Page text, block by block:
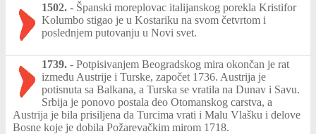
1502. - Španski moreplovac italijanskog porekla Kristifor
Kolumbo stigao je u Kostariku na svom četvrtom i
poslednjem putovanju u Novi svet.
1739. - Potpisivanjem Beogradskog mira okončan je rat
između Austrije i Turske, započet 1736. Austrija je
potisnuta sa Balkana, a Turska se vratila na Dunav i Savu.
Srbija je ponovo postala deo Otomanskog carstva, a
Austrija je bila prisiljena da Turcima vrati i Malu Vlašku i delove
Bosne koje je dobila Požarevačkim mirom 1718.